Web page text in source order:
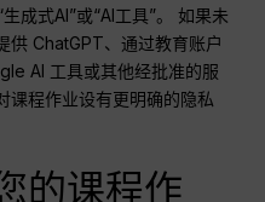
成式AI”或“AI工具”。 如果未
供 ChatGPT、通过教育账户
AI 工具或其他经批准的服
课程作业设有更明确的隐私
的课程作